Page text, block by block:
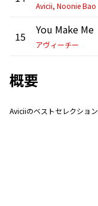
Avicii, Noonie Bao
15 You Make Me
アヴィーチー
概要
Aviciiのベストセレクション